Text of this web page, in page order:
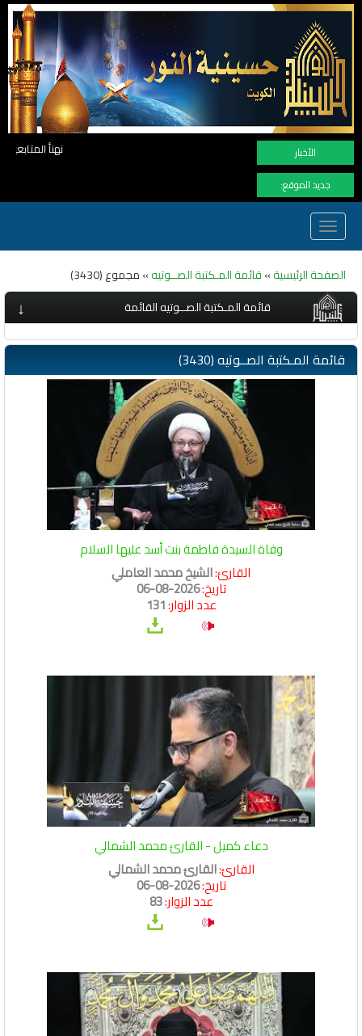
الأخبار نهنأ المتابعين لموفع النور بوصول المشاهدات الى الرقم القياسي 11 مليون مشاهدة
جديد الموقع:
Toggle
navigation
الصفحة الرئيسية»قائمة المـكتبة الصــوتيه» مجموع (3430)
↓ قائمة المـكتبة الصــوتيه القائمة
قائمة المـكتبة الصــوتيه (3430)
وفاة السيدة فاطمة بنت أسد عليها السلام
القارئ:الشيخ محمد العاملي
تاريخ:2026-08-06
عدد الزوار:131
دعاء كميل - القارئ محمد الشمالي
القارئ:القارئ محمد الشمالي
تاريخ:2026-08-06
عدد الزوار:83